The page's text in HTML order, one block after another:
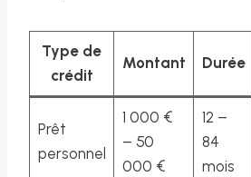
Type de
crédit
Montant Durée
Prêt
personnel
1 000 €
– 50
000 €
12 –
84
mois